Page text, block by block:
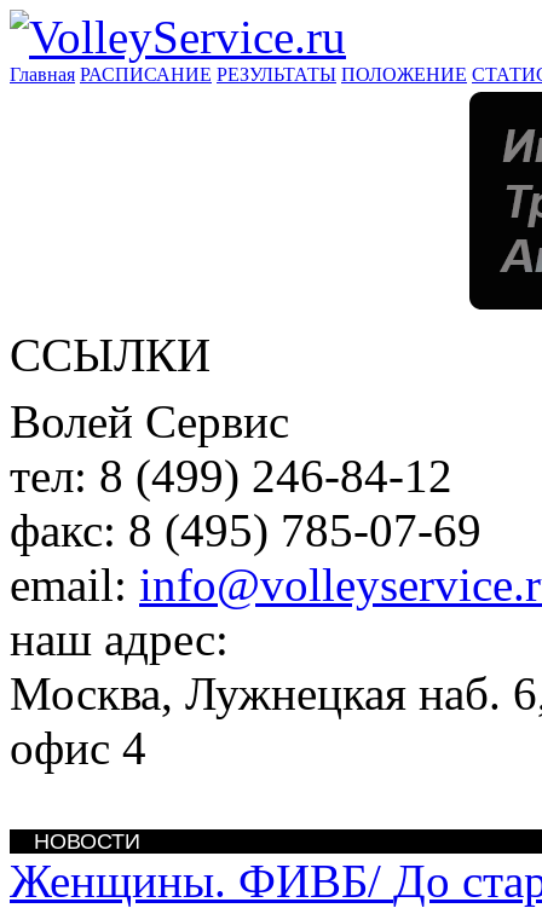
Главная РАСПИСАНИЕ РЕЗУЛЬТАТЫ ПОЛОЖЕНИЕ
ССЫЛКИ
Волей Сервис
тел: 8 (499) 246-84-12
факс: 8 (495) 785-07-69
email:
наш адрес:
Москва, Лужнецкая наб.
офис 4
НОВОСТИ
Женщины. ФИВБ/ До